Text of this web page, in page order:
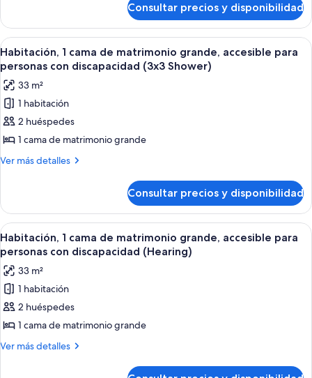
de
matrimonio
grande
presidencial,
cama
de
matrimonio
grande
Consultar precios y disponibilidad
Abrir
todas
las
fotos
de
Habitación,
1
cama
grande,
accesible
para
personas
con
discapacidad
(3x3
Shower)
Habitación de hotel con una cama
5
Habitación, 1 cama de matrimonio grande, accesible para
personas con discapacidad (3x3 Shower)
33 m²
1 habitación
2 huéspedes
1 cama de matrimonio grande
Ver más detalles
Más
1
cama
de
matrimonio
grande,
accesible
para
personas
con
discapacidad
Shower)
Consultar precios y disponibilidad
Abrir
todas
las
fotos
de
Habitación,
1
cama
Una habitación de hotel con una
6
Habitación, 1 cama de matrimonio grande, accesible para
personas con discapacidad (Hearing)
33 m²
1 habitación
2 huéspedes
1 cama de matrimonio grande
Ver más detalles
Más